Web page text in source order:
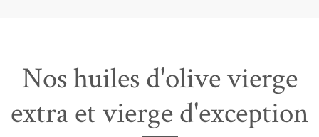
Nos huiles d'olive vierge
extra et vierge d'exception